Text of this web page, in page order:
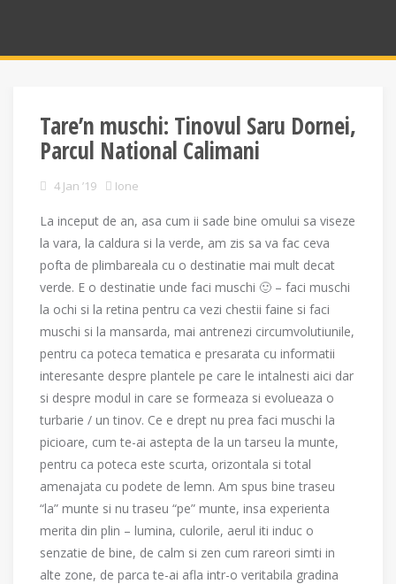
Tare’n muschi: Tinovul Saru Dornei,
Parcul National Calimani
4 Jan ’19 Ione
La inceput de an, asa cum ii sade bine omului sa viseze
la vara, la caldura si la verde, am zis sa va fac ceva
pofta de plimbareala cu o destinatie mai mult decat
verde. E o destinatie unde faci muschi 🙂 – faci muschi
la ochi si la retina pentru ca vezi chestii faine si faci
muschi si la mansarda, mai antrenezi circumvolutiunile,
pentru ca poteca tematica e presarata cu informatii
interesante despre plantele pe care le intalnesti aici dar
si despre modul in care se formeaza si evolueaza o
turbarie / un tinov. Ce e drept nu prea faci muschi la
picioare, cum te-ai astepta de la un tarseu la munte,
pentru ca poteca este scurta, orizontala si total
amenajata cu podete de lemn. Am spus bine traseu
“la” munte si nu traseu “pe” munte, insa experienta
merita din plin – lumina, culorile, aerul iti induc o
senzatie de bine, de calm si zen cum rareori simti in
alte zone, de parca te-ai afla intr-o veritabila gradina